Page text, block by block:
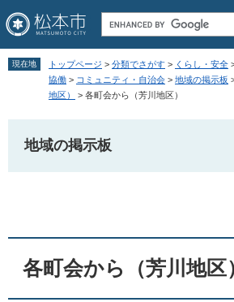
ペ
頭
。
メ
飛
て
現在地 トップページ > 分類でさがす > くらし・安全
協働 > コミュニティ・自治会 > 地域の掲示板
地区）
> 各町会から（芳川地区）
地域の掲示板
各町会から（芳川地区